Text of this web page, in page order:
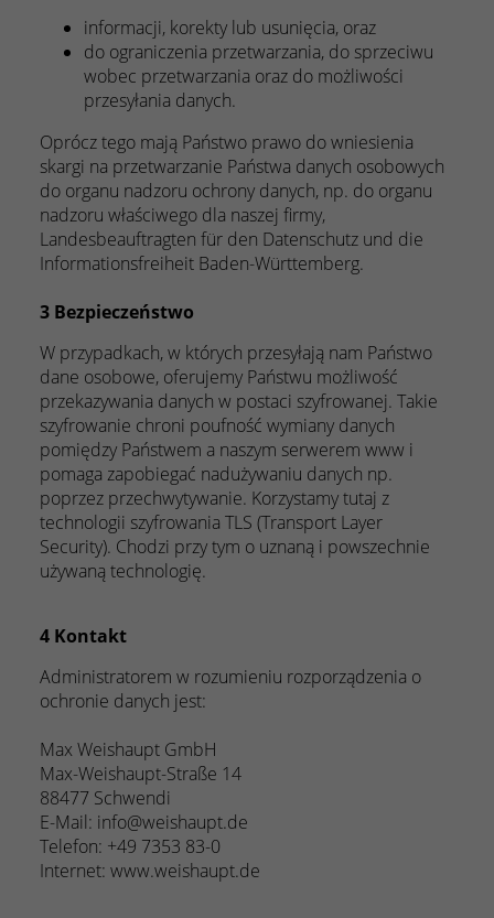
informacji, korekty lub usunięcia, oraz
do ograniczenia przetwarzania, do sprzeciwu
wobec przetwarzania oraz do możliwości
przesyłania danych.
Oprócz tego mają Państwo prawo do wniesienia
skargi na przetwarzanie Państwa danych osobowych
do organu nadzoru ochrony danych, np. do organu
nadzoru właściwego dla naszej firmy,
Landesbeauftragten für den Datenschutz und die
Informationsfreiheit Baden-Württemberg.
3 Bezpieczeństwo
W przypadkach, w których przesyłają nam Państwo
dane osobowe, oferujemy Państwu możliwość
przekazywania danych w postaci szyfrowanej. Takie
szyfrowanie chroni poufność wymiany danych
pomiędzy Państwem a naszym serwerem www i
pomaga zapobiegać nadużywaniu danych np.
poprzez przechwytywanie. Korzystamy tutaj z
technologii szyfrowania TLS (Transport Layer
Security). Chodzi przy tym o uznaną i powszechnie
używaną technologię.
4 Kontakt
Administratorem w rozumieniu rozporządzenia o
ochronie danych jest:
Max Weishaupt GmbH
Max-Weishaupt-Straße 14
88477 Schwendi
E-Mail: info@weishaupt.de
Telefon: +49 7353 83-0
Internet: www.weishaupt.de